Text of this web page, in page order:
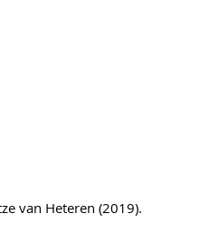
van Heteren (2019).